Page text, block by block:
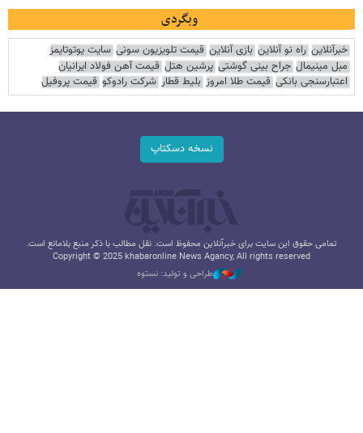
وبگردی
خبرآنلاین راه نو آنلاین بازی آنلاین قیمت تلویزیون سونی سایت یوتوتایمز
مبل مینیمال جراح بینی گوشتی پرشین هتل قیمت آهن فولاد ایرانیان
اعتبارسنجی بانکی قیمت طلا امروز بلیط قطار شرکت رادوکو قیمت پروفیل
نسخه دسکتاپ
تمامی حقوق این سایت برای خبرآنلاین محفوظ است. نقل مطالب با ذکر منبع بلامانع است.
Copyright © 2025 khabaronline News Agancy, All rights reserved
طراحی و تولید: نستوه